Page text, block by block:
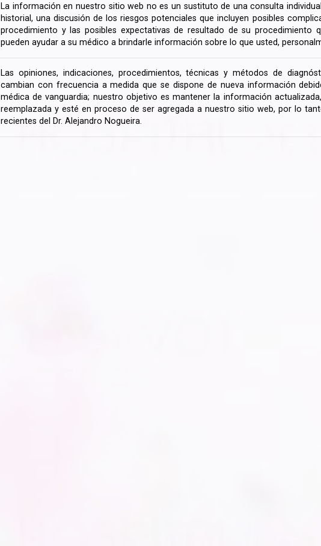
La información en nuestro sitio web no es un sustituto de una consulta
historial, una discusión de los riesgos potenciales que incluyen posibles
procedimiento y las posibles expectativas de resultado de su procedimiento
pueden ayudar a su médico a brindarle información sobre lo que usted,
Las opiniones, indicaciones, procedimientos, técnicas y métodos de
cambian con frecuencia a medida que se dispone de nueva información
médica de vanguardia; nuestro objetivo es mantener la información
reemplazada y esté en proceso de ser agregada a nuestro sitio web, por lo
recientes del Dr. Alejandro Nogueira.